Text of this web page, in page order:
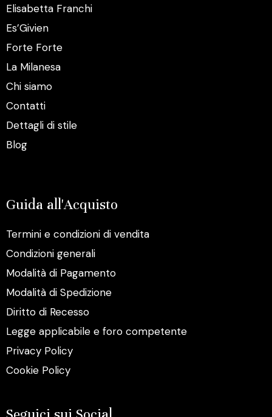
Elisabetta Franchi
Es’Givien
Forte Forte
La Milanesa
Chi siamo
Contatti
Dettagli di stile
Blog
Guida all'Acquisto
Termini e condizioni di vendita
Condizioni generali
Modalità di Pagamento
Modalità di Spedizione
Diritto di Recesso
Legge applicabile e foro competente
Privacy Policy
Cookie Policy